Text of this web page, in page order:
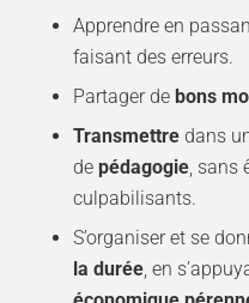
Apprendre en
faisant des erreurs.
Partager de bons
Transmettredans
de pédagogie, sans
culpabilisants.
S’organiser et se
la durée, en